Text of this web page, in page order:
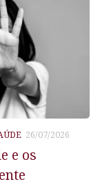
26/07/2026
e os